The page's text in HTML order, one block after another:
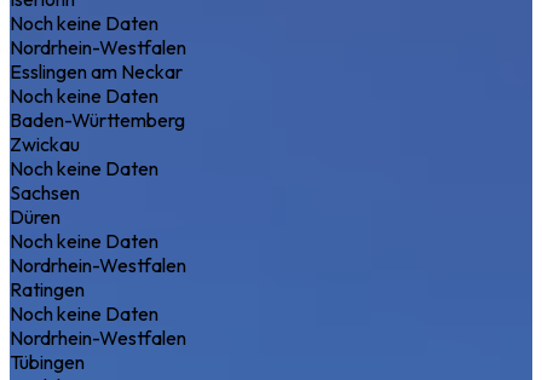
Noch keine Daten
Nordrhein-Westfalen
Esslingen am Neckar
Noch keine Daten
Baden-Württemberg
Zwickau
Noch keine Daten
Sachsen
Düren
Noch keine Daten
Nordrhein-Westfalen
Ratingen
Noch keine Daten
Nordrhein-Westfalen
Tübingen